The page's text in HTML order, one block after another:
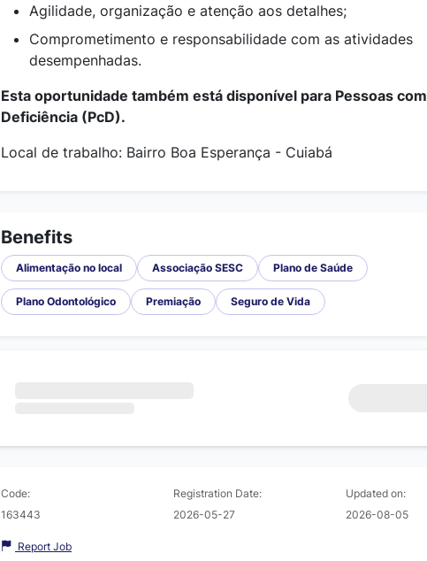
Agilidade, organização e atenção aos detalhes;
Comprometimento e responsabilidade com as atividades
desempenhadas.
Esta oportunidade também está disponível para Pessoas com
Deficiência (PcD).
Local de trabalho: Bairro Boa Esperança - Cuiabá
Benefits
Alimentação no local Associação SESC Plano de Saúde
Plano Odontológico Premiação Seguro de Vida
Code:
163443
Registration Date:
2026-05-27
Updated on:
2026-08-05
Report Job